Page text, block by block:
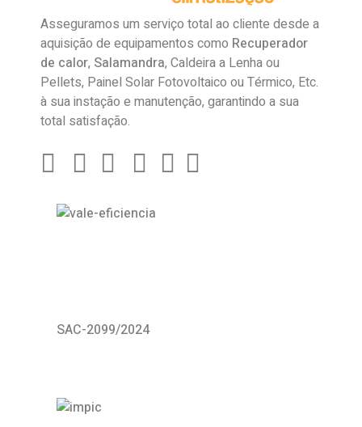
Asseguramos um serviço total ao cliente desde a
aquisição de equipamentos como Recuperador
de calor, Salamandra, Caldeira a Lenha ou
Pellets, Painel Solar Fotovoltaico ou Térmico, Etc.
à sua instação e manutenção, garantindo a sua
total satisfação.
SAC-2099/2024